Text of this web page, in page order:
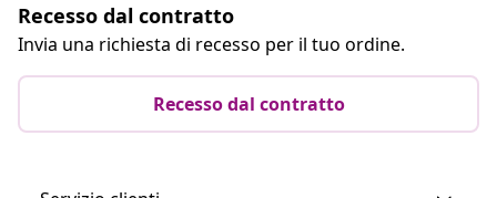
Recesso dal contratto
Invia una richiesta di recesso per il tuo ordine.
Recesso dal contratto